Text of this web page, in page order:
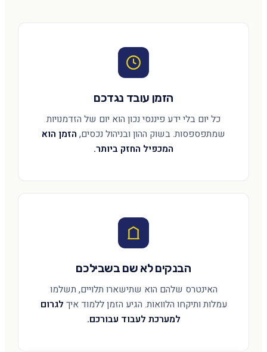
הזמן עובד נגדכם
כל יום בלי ידע פיננסי נכון הוא יום של הזדמנויות
שמתפספסות. בשוק ההון ובניהול נכסים, הזמן הוא
המכפיל החזק ביותר.
הבנקים לא שם בשבילכם
האינטרס שלהם הוא שתישארו תלויים, תשלמו
עמלות ותיקחו הלוואות. הגיע הזמן ללמוד איך לגרום
למערכת לעבוד עבורכם.